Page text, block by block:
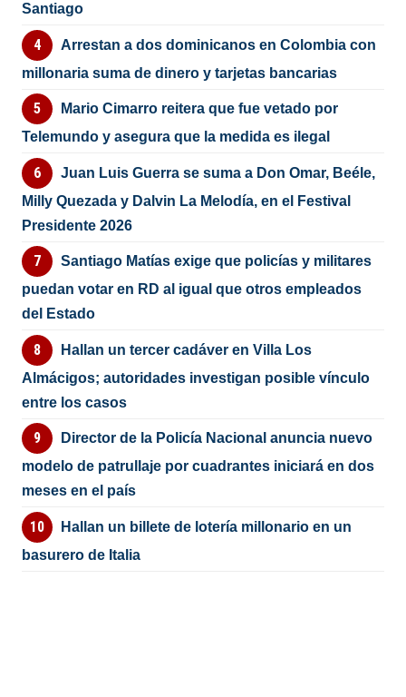
Santiago
Arrestan a dos dominicanos en Colombia con
millonaria suma de dinero y tarjetas bancarias
Mario Cimarro reitera que fue vetado por
Telemundo y asegura que la medida es ilegal
Juan Luis Guerra se suma a Don Omar, Beéle,
Milly Quezada y Dalvin La Melodía, en el Festival
Presidente 2026
Santiago Matías exige que policías y militares
puedan votar en RD al igual que otros empleados
del Estado
Hallan un tercer cadáver en Villa Los
Almácigos; autoridades investigan posible vínculo
entre los casos
Director de la Policía Nacional anuncia nuevo
modelo de patrullaje por cuadrantes iniciará en dos
meses en el país
Hallan un billete de lotería millonario en un
basurero de Italia